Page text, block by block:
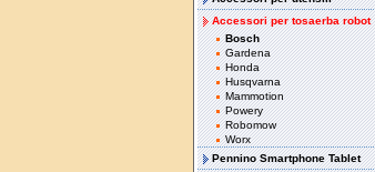
Accessori per tosaerba robot
Bosch
Gardena
Honda
Husqvarna
Mammotion
Powery
Robomow
Worx
Pennino Smartphone Tablet